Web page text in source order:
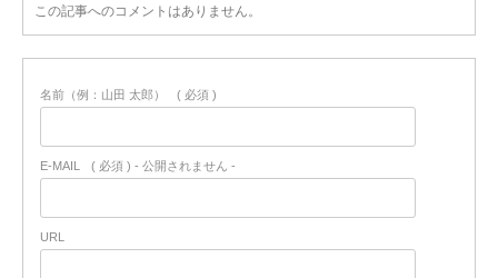
この記事へのコメントはありません。
名前（例：山田 太郎） ( 必須 )
E-MAIL ( 必須 ) - 公開されません -
URL